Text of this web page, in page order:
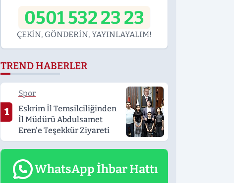
0501 532 23 23
ÇEKİN, GÖNDERİN, YAYINLAYALIM!
TREND HABERLER
1
Spor
Eskrim İl Temsilciliğinden
İl Müdürü Abdulsamet
Eren'e Teşekkür Ziyareti
WhatsApp İhbar Hattı